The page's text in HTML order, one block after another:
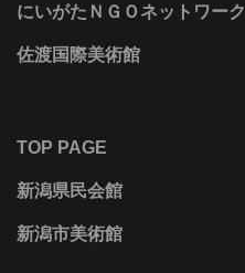
にいがたＮＧＯネットワーク
佐渡国際美術館
TOP PAGE
新潟県民会館
新潟市美術館